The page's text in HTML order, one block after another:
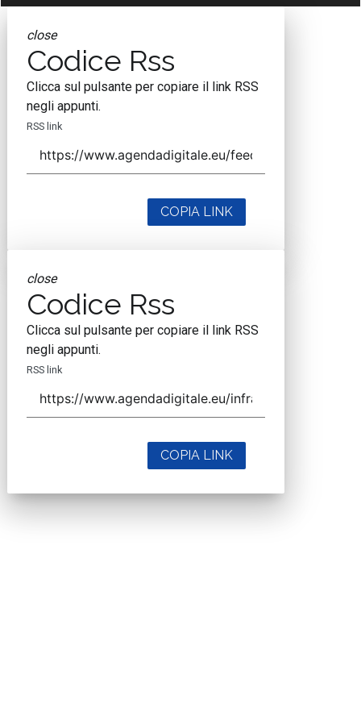
close
Codice Rss
Clicca sul pulsante per copiare il link RSS
negli appunti.
RSS link
COPIA LINK
close
Codice Rss
Clicca sul pulsante per copiare il link RSS
negli appunti.
RSS link
COPIA LINK